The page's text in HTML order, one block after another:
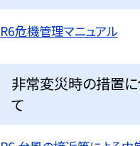
R6危機管理マニュアル
非常変災時の措置
て